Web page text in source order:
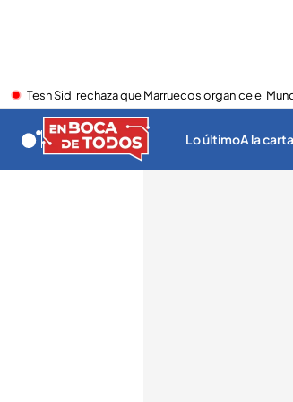
Tesh Sidi rechaza que Marruecos organice el
Lo últimoA la carta